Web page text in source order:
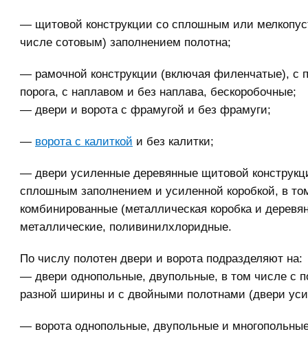
— щитовой конструкции со сплошным или
числе сотовым) заполнением полотна;
— рамочной конструкции (включая филенчатые), с
порога, с наплавом и без наплава, бескоробочные;
— двери и ворота с фрамугой и без фрамуги;
— ворота с калиткой и без калитки;
— двери усиленные деревянные щитовой
сплошным заполнением и усиленной коробкой, в
комбинированные (металлическая коробка и
металлические, поливинилхлоридные.
По числу полотен двери и ворота подразделяют на:
— двери однопольные, двупольные, в том числе с
разной ширины и с двойными полотнами (двери
— ворота однопольные, двупольные и